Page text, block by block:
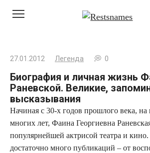
27.01.2012 Легенда 0
Биография и личная жизнь
Раневской. Великие,
высказывания
Начиная с 30-х годов прошлого века,
многих лет, Фаина Георгиевна
популярнейшей актрисой театра и
достаточно много публикаций – от